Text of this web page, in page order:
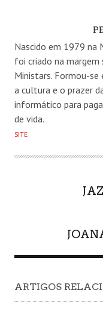
Nascido em 1979 na
foi criado na margem
Ministars. Formou-
a cultura e o prazer
informático para
de vida.
SITE
ARTIGOS